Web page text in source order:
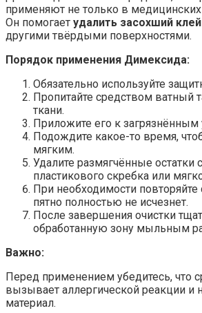
применяют не только в
Он помогает удалить засохший
другими твёрдыми поверхностями.
Порядок применения Димексида:
Обязательно используйте
Пропитайте средством ватный
ткани.
Приложите его к загрязнённым
Подождите какое-то время,
мягким.
Удалите размягчённые
пластикового скребка или
При необходимости повторяйте
пятно полностью не исчезнет.
После завершения очистки
обработанную зону мыльным
Важно:
Перед применением убедитесь, что
вызывает аллергической реакции и
материал.